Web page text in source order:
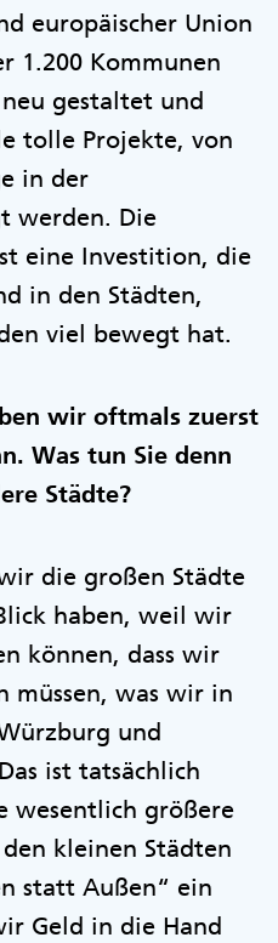
europäischer Union
1.200 Kommunen
gestaltet und
tolle Projekte, von
in der
werden. Die
eine Investition, die
in den Städten,
viel bewegt hat.
wir oftmals zuerst
Was tun Sie denn
Städte?
die großen Städte
haben, weil wir
können, dass wir
müssen, was wir in
und
ist tatsächlich
wesentlich größere
kleinen Städten
statt Außen“ ein
Geld in die Hand